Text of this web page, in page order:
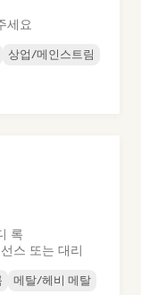
세요
상업/메인스트림
록
스 또는 대리
메탈/헤비 메탈